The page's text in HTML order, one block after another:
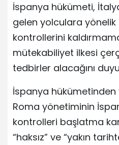
İspanya hükümeti,
gelen yolculara yönelik
kontrollerini
mütekabiliyet ilkesi
tedbirler alacağını
İspanya hükümetinden
Roma yönetiminin
kontrolleri başlatma
“haksız” ve “yakın